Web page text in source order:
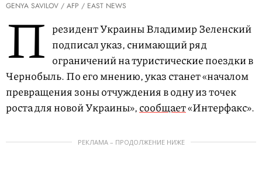
GENYA SAVILOV / AFP / EAST NEWS
П резидент Украины Владимир Зеленский
подписал указ, снимающий ряд
ограничений на туристические поездки в
Чернобыль. По его мнению, указ станет «началом
превращения зоны отчуждения в одну из точек
роста для новой Украины»,сообщает«Интерфакс».
РЕКЛАМА – ПРОДОЛЖЕНИЕ НИЖЕ